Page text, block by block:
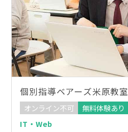
個別指導ベアーズ米原教室
オンライン不可
無料体験あり
IT・Web